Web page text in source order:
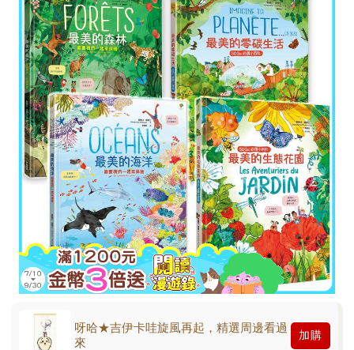
呀哈★吉伊卡哇旋風再起，精選周邊看過
來
加購